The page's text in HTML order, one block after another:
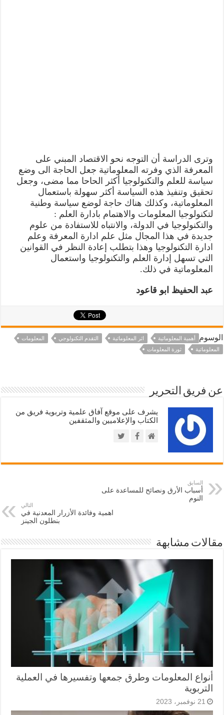
وترى الدراسة أن التوجه نحو الاقتصاد المبني على
المعرفة الذي وفرته المعلوماتية جعل الحاجة الى وضع
سياسة للعلم والتكنولوجيا أكثر الحاحا مما مضى، وجعل
تحقیق وتنفيذ هذه السياسة أكثر سهولة باستعمال
المعلوماتية، وكذلك هناك حاجة لوضع سياسة وطنية
لتكنولوجيا المعلومات والاهتمام بادارة العلم :
والتكنولوجيا في الدولة، والانتباه للاستفادة من علوم
جديدة في هذا المجال مثل علم ادارة المعرفة وعلم
ادارة التكنولوجيا وهذا بتطلب إعادة النظر في القوانين
التي تسهل إدارة العلم والتكنولوجيا واستعمال
المعلوماتية في ذلك.
عبد الحفيظ ابو قاعود
الوسوم أهمية المعلوماتية اثر المعلوماتية التقدم التكنولوجي
المعلومات
المعلوماتية
ثورة المعلومات
عن فريق التحرير
يشرف على موقع آفاق علمية وتربوية فريق من
الكتاب والإعلاميين والمثقفين
السابق
أسباب الأرق ونصائح للمساعدة على
النوم
التالي
اهمية وفائدة الأزرار المعدنية في
بنطلون الجينز
مقالات مشابهة
أنواع المعلومات وطرق جمعها وتفسيرها في العملية
التربوية
21 نوفمبر، 2023